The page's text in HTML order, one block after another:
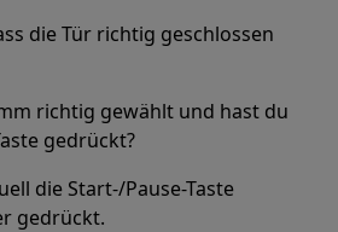
die Tür richtig geschlossen
richtig gewählt und hast du
gedrückt?
die Start-/Pause-Taste
gedrückt.